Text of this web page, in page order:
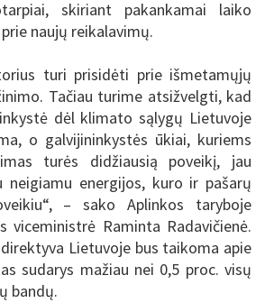
skiriant pakankamai laiko
naujų reikalavimų.
turi prisidėti prie išmetamųjų
Tačiau turime atsižvelgti, kad
dėl klimato sąlygų Lietuvoje
o galvijininkystės ūkiai, kuriems
turės didžiausią poveikį, jau
neigiamu energijos, kuro ir pašarų
– sako Aplinkos taryboje
viceministrė Raminta Radavičienė.
Lietuvoje bus taikoma apie
sudarys mažiau nei 0,5 proc. visų
bandų.